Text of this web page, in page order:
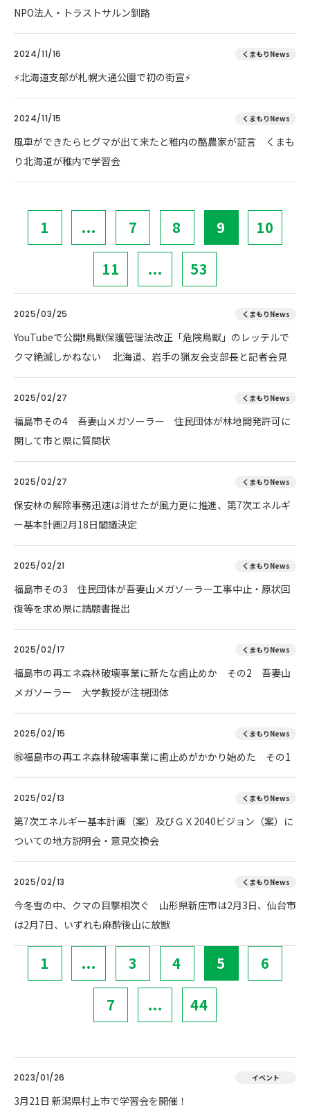
NPO法人・トラストサルン釧路
2024/11/16 くまもりNews
⚡北海道支部が札幌大通公園で初の街宣⚡
2024/11/15 くまもりNews
風車ができたらヒグマが出て来たと稚内の酪農家が証言 くまも
り北海道が稚内で学習会
1 ... 7 8 9 10
11 ... 53
2025/03/25 くまもりNews
YouTubeで公開❗鳥獣保護管理法改正「危険鳥獣」のレッテルで
クマ絶滅しかねない 北海道、岩手の猟友会支部長と記者会見
2025/02/27 くまもりNews
福島市その4 吾妻山メガソーラー 住民団体が林地開発許可に
関して市と県に質問状
2025/02/27 くまもりNews
保安林の解除事務迅速は消せたが風力更に推進、第7次エネルギ
ー基本計画2月18日閣議決定
2025/02/21 くまもりNews
福島市その3 住民団体が吾妻山メガソーラー工事中止・原状回
復等を求め県に請願書提出
2025/02/17 くまもりNews
福島市の再エネ森林破壊事業に新たな歯止めか その2 吾妻山
メガソーラー 大学教授が注視団体
2025/02/15 くまもりNews
㊗️福島市の再エネ森林破壊事業に歯止めがかかり始めた その1
2025/02/13 くまもりNews
第7次エネルギー基本計画（案）及びＧＸ2040ビジョン（案）に
ついての地方説明会・意見交換会
2025/02/13 くまもりNews
今冬雪の中、クマの目撃相次ぐ 山形県新庄市は2月3日、仙台市
は2月7日、いずれも麻酔後山に放獣
1 ... 3 4 5 6
7 ... 44
2023/01/26 イベント
3月21日 新潟県村上市で学習会を開催！